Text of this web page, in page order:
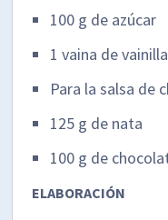
100 g de azúcar
1 vaina de
Para la salsa de
125 g de nata
100 g de
ELABORACIÓN